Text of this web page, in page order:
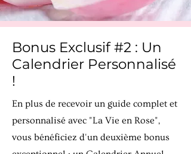
Bonus Exclusif #2 : Un
Calendrier Personnalisé
!
En plus de recevoir un guide complet et
personnalisé avec "La Vie en Rose",
vous bénéficiez d'un deuxième bonus